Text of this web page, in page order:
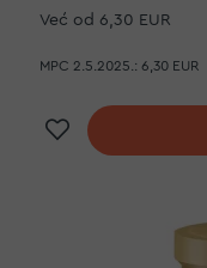
Već od 6,30 EUR
MPC 2.5.2025.: 6,30 EUR
Dodaj na